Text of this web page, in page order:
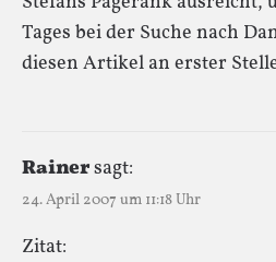
Tages bei der Suche nach
diesen Artikel an erster
Rainersagt:
24. April 2007 um 11:18 Uhr
Zitat: